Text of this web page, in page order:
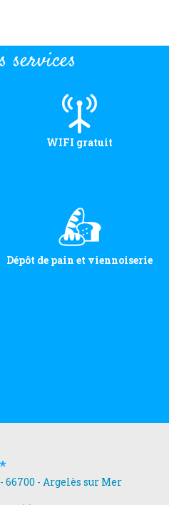
services
WIFI gratuit
Dépôt de pain et viennoiserie
66700 - Argelès sur Mer